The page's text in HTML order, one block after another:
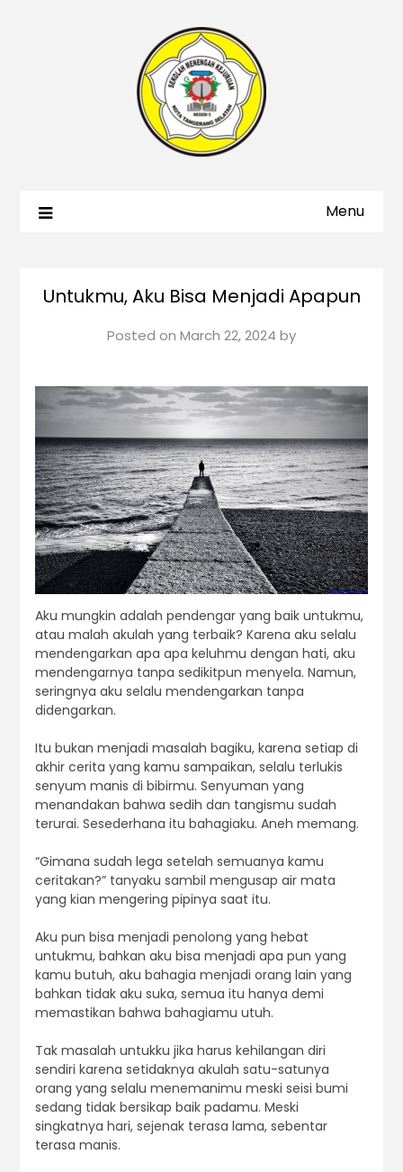
Menu
Untukmu, Aku Bisa Menjadi Apapun
Posted on March 22, 2024 by
Aku mungkin adalah pendengar yang baik untukmu,
atau malah akulah yang terbaik? Karena aku selalu
mendengarkan apa apa keluhmu dengan hati, aku
mendengarnya tanpa sedikitpun menyela. Namun,
seringnya aku selalu mendengarkan tanpa
didengarkan.
Itu bukan menjadi masalah bagiku, karena setiap di
akhir cerita yang kamu sampaikan, selalu terlukis
senyum manis di bibirmu. Senyuman yang
menandakan bahwa sedih dan tangismu sudah
terurai. Sesederhana itu bahagiaku. Aneh memang.
“Gimana sudah lega setelah semuanya kamu
ceritakan?” tanyaku sambil mengusap air mata
yang kian mengering pipinya saat itu.
Aku pun bisa menjadi penolong yang hebat
untukmu, bahkan aku bisa menjadi apa pun yang
kamu butuh, aku bahagia menjadi orang lain yang
bahkan tidak aku suka, semua itu hanya demi
memastikan bahwa bahagiamu utuh.
Tak masalah untukku jika harus kehilangan diri
sendiri karena setidaknya akulah satu-satunya
orang yang selalu menemanimu meski seisi bumi
sedang tidak bersikap baik padamu. Meski
singkatnya hari, sejenak terasa lama, sebentar
terasa manis.